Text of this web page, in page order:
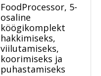
FoodProcessor, 5-
osaline
köögikomplekt
hakkimiseks,
viilutamiseks,
koorimiseks ja
puhastamiseks